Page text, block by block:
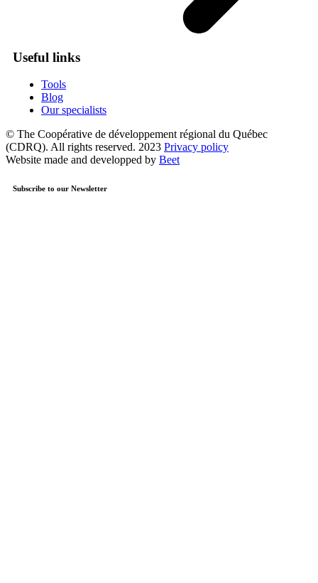
Useful links
Tools
Blog
Our specialists
© The Coopérative de développement régional du Québec
(CDRQ). All rights reserved. 2023 Privacy policy
Website made and developped by Beet
Subscribe to our Newsletter